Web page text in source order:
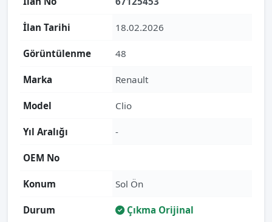
İlan Tarihi 18.02.2026
Görüntülenme 48
Marka Renault
Model Clio
Yıl Aralığı -
OEM No
Konum Sol Ön
Durum Çıkma Orijinal